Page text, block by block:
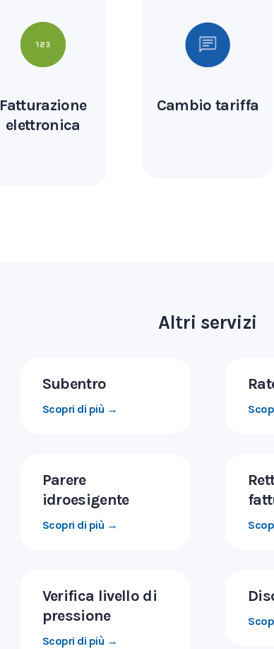
Fatturazione
elettronica
Cambio tariffa
Altri servizi
Subentro
Scopri di più →
Parere
idroesigente
Scopri di più →
Verifica livello di
pressione
Scopri di più →